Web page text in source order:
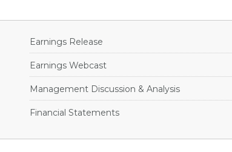
Earnings Release
Earnings Webcast
Management Discussion & Analysis
Financial Statements